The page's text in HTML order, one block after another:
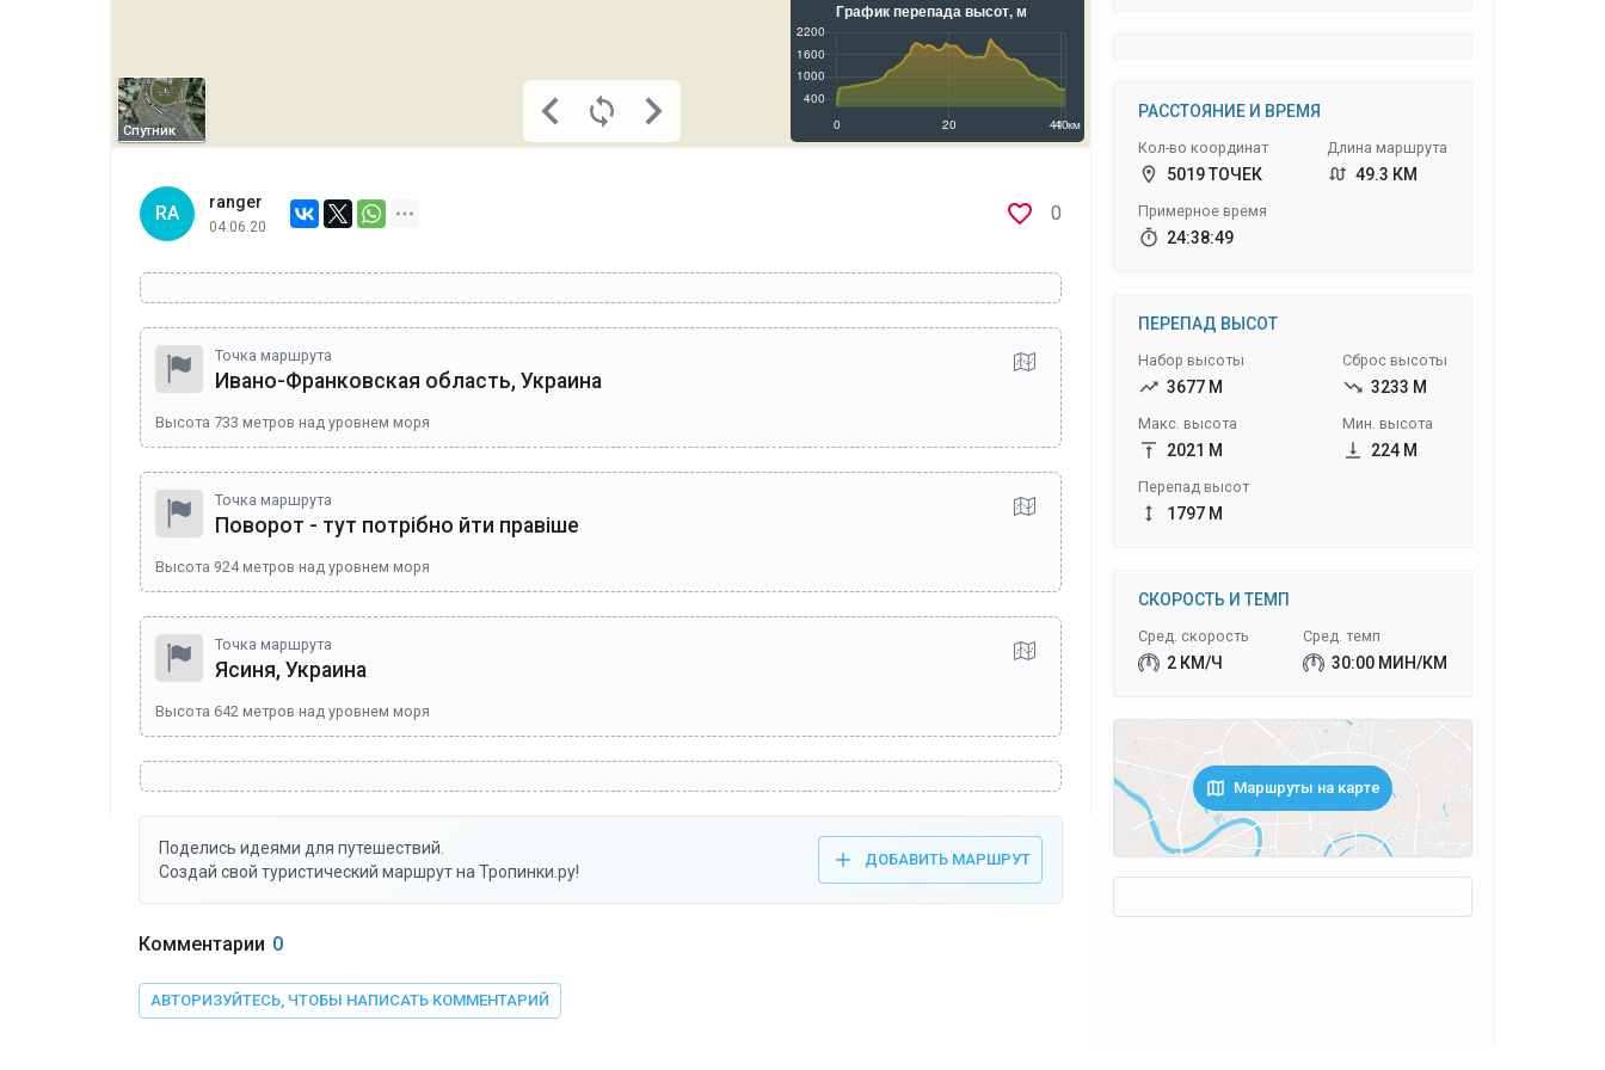
Спутник
RA
ranger
04.06.20
0
Точка маршрута
Ивано-Франковская область, Украина
Высота 733 метров над уровнем моря
Точка маршрута
Поворот - тут потрібно йти правіше
Высота 924метров над уровнем моря
Точка маршрута
Ясиня, Украина
Высота 642 метров над уровнем моря
Поделись идеями для путешествий.
Создай свой туристический маршрут на Тропинки.ру!
ДОБАВИТЬ МАРШРУТ
Комментарии 0
АВТОРИЗУЙТЕСЬ, ЧТОБЫ НАПИСАТЬ КОММЕНТАРИЙ
РАССТОЯНИЕ И ВРЕМЯ
Кол-во координат
5019 ТОЧЕК
Примерное время
24:38:49
Длина маршрута
49.3 КМ
ПЕРЕПАД ВЫСОТ
Набор высоты
3677 М
Макс. высота
2021 М
Перепад высот
1797 М
Сброс высоты
3233 М
Мин. высота
224 М
СКОРОСТЬ И ТЕМП
Сред. скорость
2 КМ/Ч
Сред. темп
30:00 МИН/КМ
Маршруты на карте